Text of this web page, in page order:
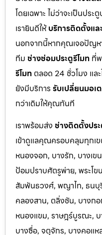
โดยเฉพาะ ไม่ว่าจะเป็นปร
เรายินดีให้บริการติดตั้งแล
นอกจากนี้หากคุณเจอปัญหา
ทีม ช่างซ่อมประตูรีโมท ที่
รีโมท ตลอด 24 ชั่วโมง แล
ยังมีบริการ รับเปลี่ยนมอเ
กว่าเดิมให้คุณทันที
เราพร้อมส่ง ช่างติดตั้งปร
เข้าดูแลคุณครอบคลุมทุกเข
หนองจอก, บางรัก, บางเ
ป้อมปราบศัตรูพ่าย, พระโข
สัมพันธวงศ์, พญาไท, ธนบุ
คลองสาน, ตลิ่งชัน, บางก
หนองแขม, ราษฎร์บูรณะ,
บางซื่อ, จตุจักร, บางคอแห